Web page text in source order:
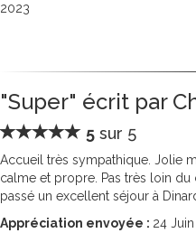
2023
"Super" écrit par
5 sur 5
Accueil très sympathique. Jolie
calme et propre. Pas très loin
passé un excellent séjour à
Appréciation envoyée : 24 Juin